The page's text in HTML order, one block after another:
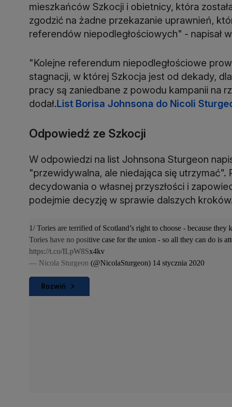
mieszkańców Szkocji i obietnicy, która
zgodzić na żadne przekazanie uprawnień,
referendów niepodległościowych" - napisał
"Kolejne referendum niepodległościowe
stagnacji, w której Szkocja jest od dekady,
pracy są zaniedbane z powodu kampanii na
dodał.List Borisa Johnsona do Nicoli
Odpowiedź ze Szkocji
W odpowiedzi na list Johnsona Sturgeon
"przewidywalna, ale niedająca się utrzymać".
decydowania o własnej przyszłości i
podejmie decyzję w sprawie dalszych
Rozwiń
1/ Tories are terrified of Scotland’s right to choose - because
Tories have no positive case for the union - so all they can do is
https://t.co/ILpW8Sx4kv
— Nicola Sturgeon (@NicolaSturgeon) 14 stycznia 2020